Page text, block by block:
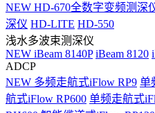
NEW HD-670全数字变频测深
深仪 HD-LITE HD-550
浅水多波束测深仪
NEW iBeam 8140P iBeam 8120
ADCP
NEW 多频走航式iFlow RP9 单
航式iFlow RP600 单频走航式